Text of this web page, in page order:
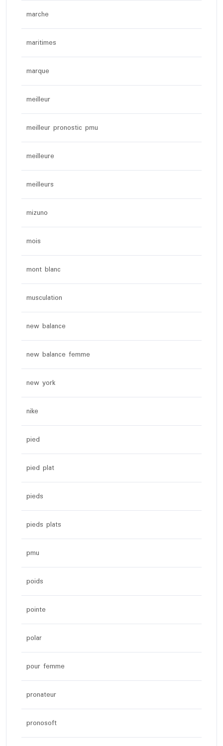
marche
maritimes
marque
meilleur
meilleur pronostic pmu
meilleure
meilleurs
mizuno
mois
mont blanc
musculation
new balance
new balance femme
new york
nike
pied
pied plat
pieds
pieds plats
pmu
poids
pointe
polar
pour femme
pronateur
pronosoft